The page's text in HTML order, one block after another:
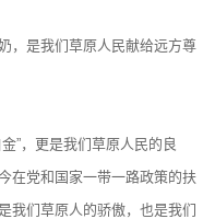
，是我们草原人民献给远方尊
”，更是我们草原人民的良
在党和国家一带一路政策的扶
我们草原人的骄傲，也是我们